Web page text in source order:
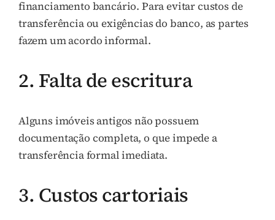
financiamento bancário. Para evitar custos de
transferência ou exigências do banco, as partes
fazem um acordo informal.
2. Falta de escritura
Alguns imóveis antigos não possuem
documentação completa, o que impede a
transferência formal imediata.
3. Custos cartoriais